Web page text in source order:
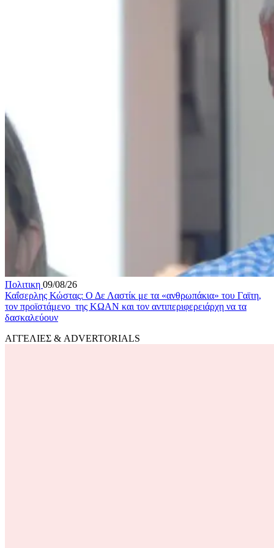
Πολιτικη 09/08/26
Καΐσερλης Κώστας: Ο Δε Λαστίκ με τα «ανθρωπάκια» του Γαϊτη,
τον προϊστάμενο της ΚΩΑΝ και τον αντιπεριφερειάρχη να τα
δασκαλεύουν
ΑΓΓΕΛΙΕΣ & ADVERTORIALS